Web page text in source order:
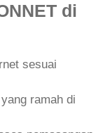
di
sesuai
ramah di